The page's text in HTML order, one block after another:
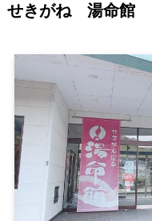
せきがね 湯命館